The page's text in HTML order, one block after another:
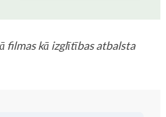
filmas kā izglītības atbalsta